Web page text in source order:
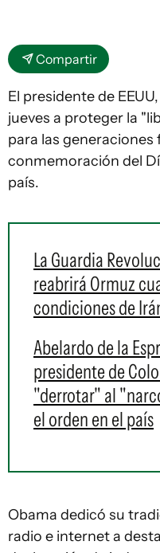
Compartir
El presidente de
jueves a proteger la
para las generaciones
conmemoración del
país.
La Guardia
reabrirá Ormuz
condiciones de
Abelardo de la
presidente de
"derrotar" al
el orden en el país
Obama dedicó su
radio e internet a